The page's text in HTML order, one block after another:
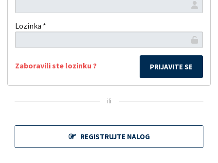
Lozinka *
Zaboravili ste lozinku ?
ili
REGISTRUJTE NALOG